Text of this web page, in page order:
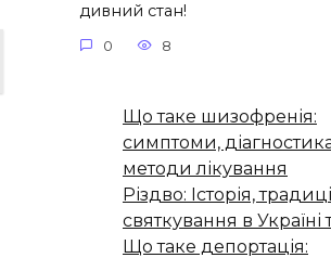
дивний стан!
0 8
Що таке шизофренія:
симптоми,
методи лікування
Різдво: Історія,
святкування в Україні
Що таке депортація: